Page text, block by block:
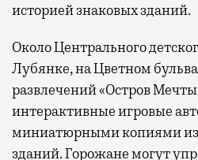
историей знаковых зданий.
Около Центрального
Лубянке, на Цветном
развлечений «Остров
интерактивные игровые
миниатюрными копиями
зданий. Горожане могут